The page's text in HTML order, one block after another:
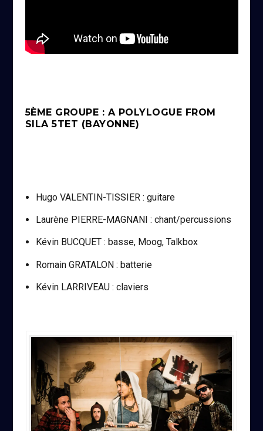
5ÈME GROUPE : A POLYLOGUE FROM
SILA 5TET (BAYONNE)
Hugo VALENTIN-TISSIER : guitare
Laurène PIERRE-MAGNANI : chant/percussions
Kévin BUCQUET : basse, Moog, Talkbox
Romain GRATALON : batterie
Kévin LARRIVEAU : claviers